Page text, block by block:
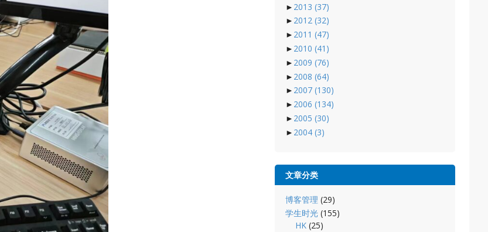
► 2013 (37)
► 2012 (32)
► 2011 (47)
► 2010 (41)
► 2009 (76)
► 2008 (64)
► 2007 (130)
► 2006 (134)
► 2005 (30)
► 2004 (3)
文章分类
博客管理 (29)
学生时光(155)
HK (25)